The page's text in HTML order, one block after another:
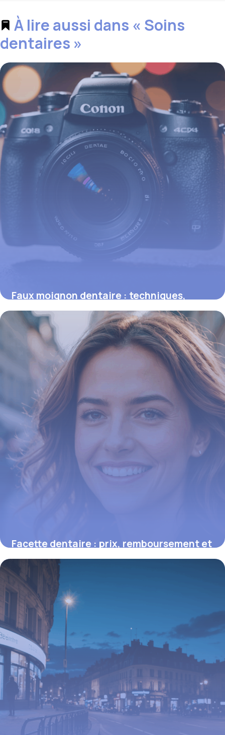
À lire aussi dans « Soins
dentaires »
Faux moignon dentaire : techniques,
coûts et avantages essentiels
16 juin 2026
Facette dentaire : prix, remboursement et
conseils pour un sourire parfait
16 juin 2026